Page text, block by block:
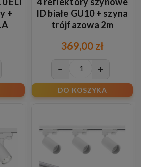
+
ID białe GU10 + szyna
trójfazowa 2m
369,00 zł
− +
DO KOSZYKA